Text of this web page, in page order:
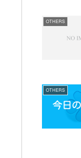
OTHERS
OTHERS